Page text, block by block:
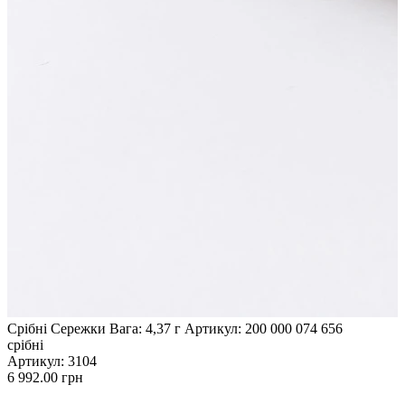
Срібні Сережки Вага: 4,37 г Артикул: 200 000 074 656
срібні
Артикул: 3104
6 992.00 грн